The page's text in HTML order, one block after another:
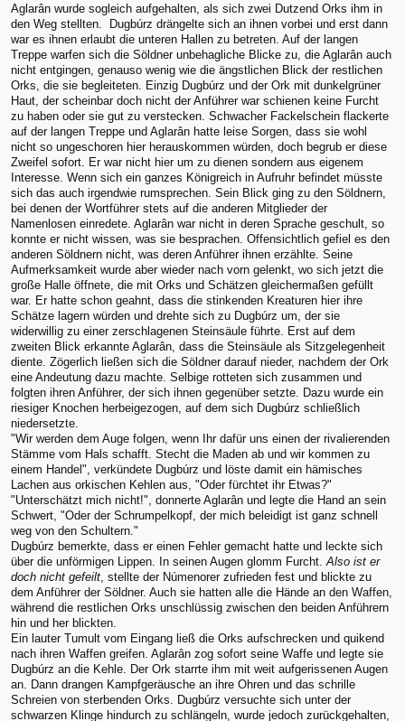
Aglarân wurde sogleich aufgehalten, als sich zwei Dutzend Orks ihm in
den Weg stellten. Dugbúrz drängelte sich an ihnen vorbei und erst dann
war es ihnen erlaubt die unteren Hallen zu betreten. Auf der langen
Treppe warfen sich die Söldner unbehagliche Blicke zu, die Aglarân auch
nicht entgingen, genauso wenig wie die ängstlichen Blick der restlichen
Orks, die sie begleiteten. Einzig Dugbúrz und der Ork mit dunkelgrüner
Haut, der scheinbar doch nicht der Anführer war schienen keine Furcht
zu haben oder sie gut zu verstecken. Schwacher Fackelschein flackerte
auf der langen Treppe und Aglarân hatte leise Sorgen, dass sie wohl
nicht so ungeschoren hier herauskommen würden, doch begrub er diese
Zweifel sofort. Er war nicht hier um zu dienen sondern aus eigenem
Interesse. Wenn sich ein ganzes Königreich in Aufruhr befindet müsste
sich das auch irgendwie rumsprechen. Sein Blick ging zu den Söldnern,
bei denen der Wortführer stets auf die anderen Mitglieder der
Namenlosen einredete. Aglarân war nicht in deren Sprache geschult, so
konnte er nicht wissen, was sie besprachen. Offensichtlich gefiel es den
anderen Söldnern nicht, was deren Anführer ihnen erzählte. Seine
Aufmerksamkeit wurde aber wieder nach vorn gelenkt, wo sich jetzt die
große Halle öffnete, die mit Orks und Schätzen gleichermaßen gefüllt
war. Er hatte schon geahnt, dass die stinkenden Kreaturen hier ihre
Schätze lagern würden und drehte sich zu Dugbúrz um, der sie
widerwillig zu einer zerschlagenen Steinsäule führte. Erst auf dem
zweiten Blick erkannte Aglarân, dass die Steinsäule als Sitzgelegenheit
diente. Zögerlich ließen sich die Söldner darauf nieder, nachdem der Ork
eine Andeutung dazu machte. Selbige rotteten sich zusammen und
folgten ihren Anführer, der sich ihnen gegenüber setzte. Dazu wurde ein
riesiger Knochen herbeigezogen, auf dem sich Dugbúrz schließlich
niedersetzte.
"Wir werden dem Auge folgen, wenn Ihr dafür uns einen der rivalierenden
Stämme vom Hals schafft. Stecht die Maden ab und wir kommen zu
einem Handel", verkündete Dugbúrz und löste damit ein hämisches
Lachen aus orkischen Kehlen aus, "Oder fürchtet ihr Etwas?"
"Unterschätzt mich nicht!", donnerte Aglarân und legte die Hand an sein
Schwert, "Oder der Schrumpelkopf, der mich beleidigt ist ganz schnell
weg von den Schultern."
Dugbúrz bemerkte, dass er einen Fehler gemacht hatte und leckte sich
über die unförmigen Lippen. In seinen Augen glomm Furcht. Also ist er
doch nicht gefeilt , stellte der Númenorer zufrieden fest und blickte zu
dem Anführer der Söldner. Auch sie hatten alle die Hände an den Waffen,
während die restlichen Orks unschlüssig zwischen den beiden Anführern
hin und her blickten.
Ein lauter Tumult vom Eingang ließ die Orks aufschrecken und quikend
nach ihren Waffen greifen. Aglarân zog sofort seine Waffe und legte sie
Dugbúrz an die Kehle. Der Ork starrte ihm mit weit aufgerissenen Augen
an. Dann drangen Kampfgeräusche an ihre Ohren und das schrille
Schreien von sterbenden Orks. Dugbúrz versuchte sich unter der
schwarzen Klinge hindurch zu schlängeln, wurde jedoch zurückgehalten,